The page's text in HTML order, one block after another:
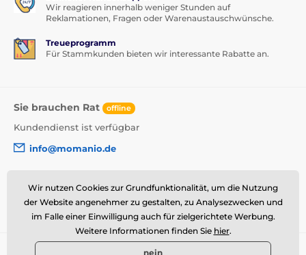
Wir reagieren innerhalb weniger Stunden auf
Reklamationen, Fragen oder Warenaustauschwünsche.
Treueprogramm
Für Stammkunden bieten wir interessante Rabatte an.
Sie brauchen Rat offline
Kundendienst ist verfügbar
info@momanio.de
Deutsch
Wir nutzen Cookies zur Grundfunktionalität, um die Nutzung
der Website angenehmer zu gestalten, zu Analysezwecken und
im Falle einer Einwilligung auch für zielgerichtete Werbung.
Weitere Informationen finden Sie hier.
nein